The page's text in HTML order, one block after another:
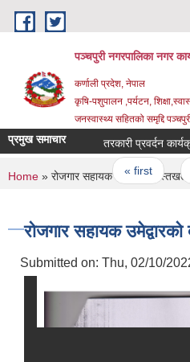
Skip to main content
पञ्चपुरी नगरपालिका नगर
कर्णाली प्रदेश, नेपाल
कृषि-पशुपालन ,पर्यटन,
जनस्वास्थ्य सहितको समृद्दि
प्रमुख समाचार
Pages
« first ‹
You are here
Home » रोजगार सहायक उमेद्वारकाे
रोजगार सहायक
Submitted on: Thu, 02/10/